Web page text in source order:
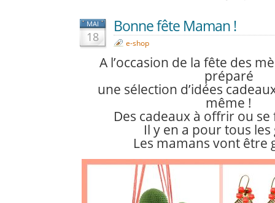
MAI
18
Bonne fête Maman !
e-shop
A l’occasion de la fête des
préparé
une sélection d’idées
même !
Des cadeaux à offrir ou
Il y en a pour tous les
Les mamans vont être